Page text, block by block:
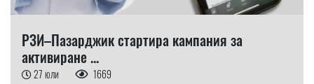
РЗИ–Пазарджик стартира кампания за
активиране ...
27 юли 1669